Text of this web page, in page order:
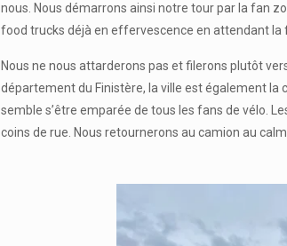
nous. Nous démarrons ainsi notre tour par la fan
food trucks déjà en effervescence en attendant la
Nous ne nous attarderons pas et filerons plutôt
département du Finistère, la ville est également la
semble s’être emparée de tous les fans de vélo.
coins de rue. Nous retournerons au camion au